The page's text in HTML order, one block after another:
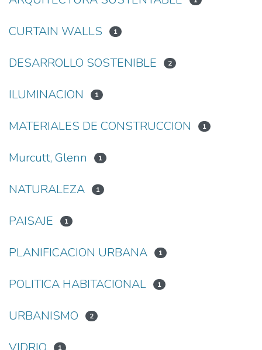
CURTAIN WALLS 1
DESARROLLO SOSTENIBLE 2
ILUMINACION 1
MATERIALES DE CONSTRUCCION 1
Murcutt, Glenn 1
NATURALEZA 1
PAISAJE 1
PLANIFICACION URBANA 1
POLITICA HABITACIONAL 1
URBANISMO 2
1